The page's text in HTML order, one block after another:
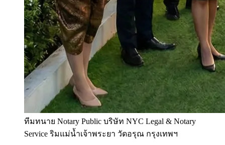
ทีมทนาย Notary Public บริษัท NYC Legal & Notary
Service ริมแม่น้ำเจ้าพระยา วัดอรุณ กรุงเทพฯ